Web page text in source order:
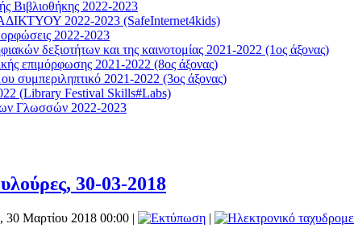
Βιβλιοθήκης 2022-2023
2022-2023 (SafeInternet4kids)
2022-2023
δεξιοτήτων και της καινοτομίας 2021-2022 (1ος άξονας)
επιμόρφωσης 2021-2022 (8ος άξονας)
συμπεριληπτικό 2021-2022 (3ος άξονας)
(Library Festival Skills#Labs)
Γλωσσών 2022-2023
30-03-2018
30 Μαρτίου 2018 00:00 | |